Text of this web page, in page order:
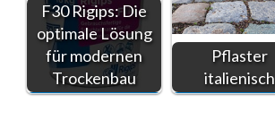
F30 Rigips: Die
optimale Lösung
für modernen
Trockenbau
Pflaster
italienisch